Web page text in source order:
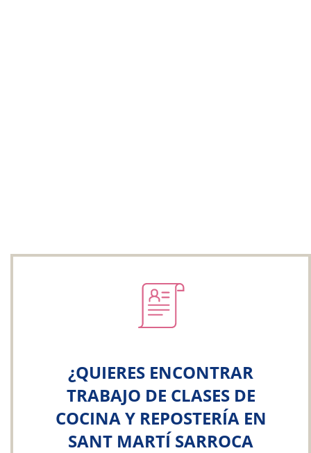
¿QUIERES ENCONTRAR
TRABAJO DE CLASES DE
COCINA Y REPOSTERÍA EN
SANT MARTÍ SARROCA